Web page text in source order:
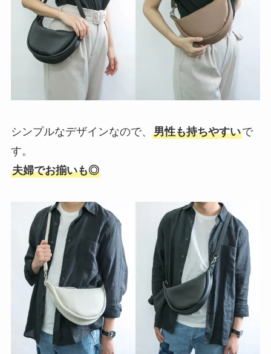
シンプルなデザインなので、 男性も持ちやすいで
す。
夫婦でお揃いも◎